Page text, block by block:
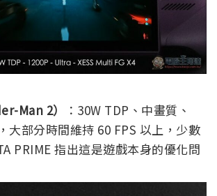
Man 2）
：30W TDP、中畫質、
大部分時間維持 60 FPS 以上，少數
PRIME 指出這是遊戲本身的優化問